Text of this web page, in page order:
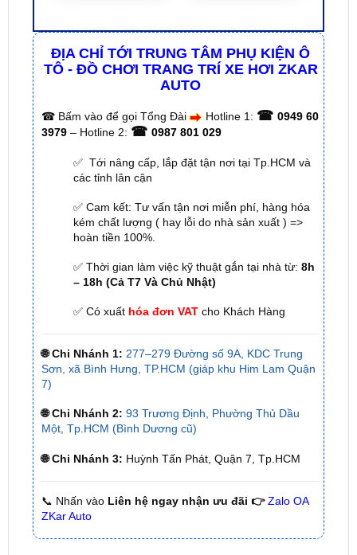
TÔ - ĐỒ CHƠI TRANG TRÍ XE HƠI ZKAR
☎Bấm vào để gọi Tổng Đài Hotline 1:☎ 0949 60
0987 801 029
✅ Tới nâng cấp, lắp đặt tận nơi tại Tp.HCM và
các tỉnh lân cận
✅ Cam kết: Tư vấn tận nơi miễn phí, hàng hóa
kém chất lượng ( hay lỗi do nhà sản xuất ) =>
✅ Thời gian làm việc kỹ thuật gắn tại nhà từ:8h
– 18h (Cả T7 Và Chủ Nhật)
✅ Có xuấthóa đơn VATcho Khách Hàng
🌐 Chi Nhánh 1: 277–279 Đường số 9A, KDC Trung
🌐 Chi Nhánh 2: 93 Trương Định, Phường Thủ Dầu
Một, Tp.HCM (Bình Dương cũ)
🌐 Chi Nhánh 3: Huỳnh Tấn Phát, Quận 7, Tp.HCM
📞 Nhấn vàoLiên hệ ngay nhận ưu đãi 👉 Zalo OA